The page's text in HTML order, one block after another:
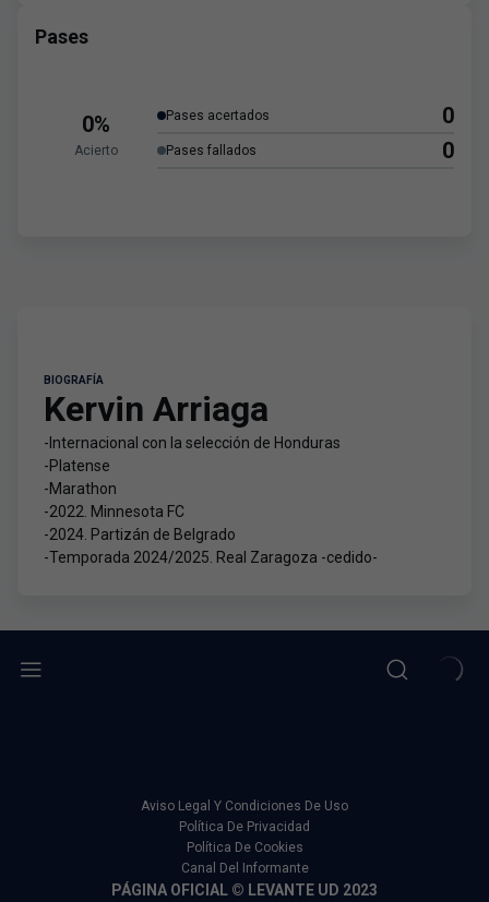
Pases
0%
Acierto
Pases acertados 0
Pases fallados 0
BIOGRAFÍA
Kervin Arriaga
-Internacional con la selección de Honduras
-Platense
-Marathon
-2022. Minnesota FC
-2024. Partizán de Belgrado
-Temporada 2024/2025. Real Zaragoza -cedido-
Aviso Legal Y Condiciones De Uso
Política De Privacidad
Política De Cookies
Canal Del Informante
PÁGINA OFICIAL © LEVANTE UD 2023